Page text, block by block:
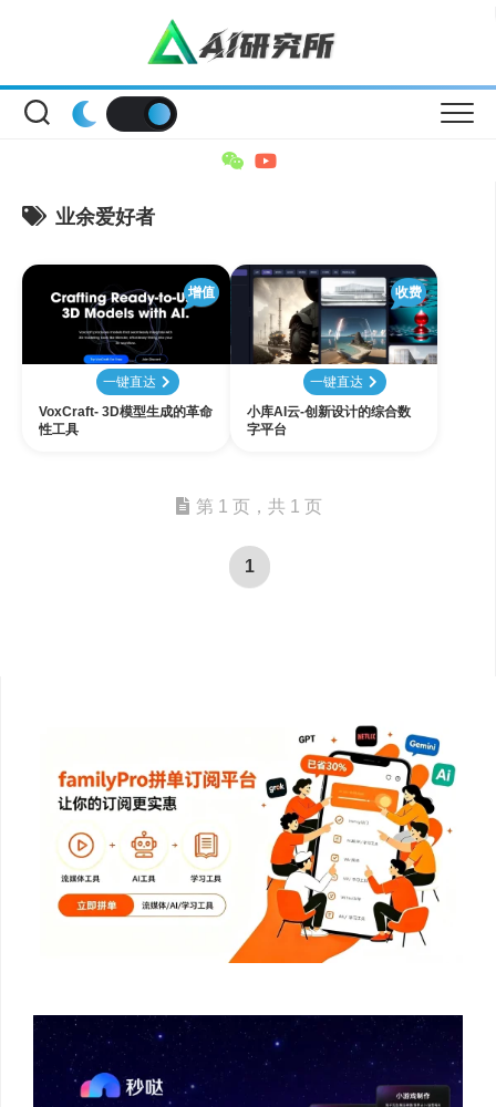
业余爱好者
增值
一键直达
VoxCraft- 3D模型生成的革命
性工具
收费
一键直达
小库AI云-创新设计的综合数
字平台
第 1 页，共 1 页
1